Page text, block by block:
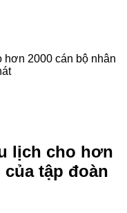
hơn 2000 cán bộ nhân
lịch cho hơn
của tập đoàn